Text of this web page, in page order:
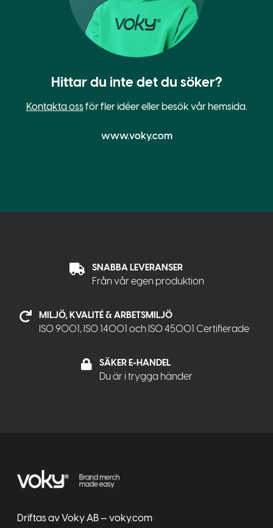
Hittar du inte det du söker?
Kontakta ossför fler idéer eller besök vår hemsida.
www.voky.com
SNABBA LEVERANSER
Från vår egen produktion
MILJÖ, KVALITÉ & ARBETSMILJÖ
ISO 9001, ISO 14001 och ISO 45001 Certifierade
SÄKER E-HANDEL
Du är i trygga händer
Driftas av Voky AB — voky.com